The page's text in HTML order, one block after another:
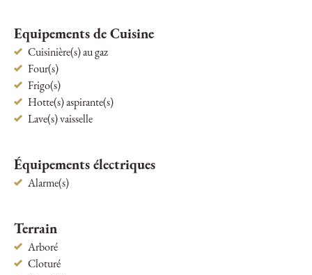
Equipements de Cuisine
Cuisinière(s) au gaz
Four(s)
Frigo(s)
Hotte(s) aspirante(s)
Lave(s) vaisselle
Équipements électriques
Alarme(s)
Terrain
Arboré
Cloturé